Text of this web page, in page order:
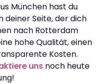
München hast du
deiner Seite, der dich
nach Rotterdam
hohe Qualität, einen
Kosten.
uns noch heute